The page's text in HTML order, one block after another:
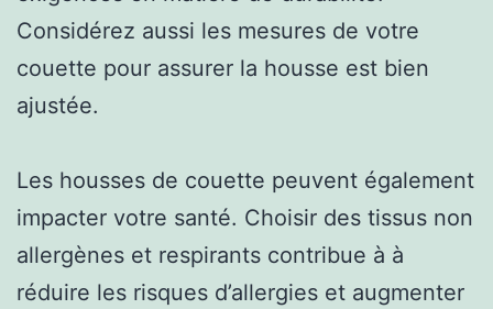
Considérez aussi les mesures de votre
couette pour assurer la housse est bien
ajustée.
Les housses de couette peuvent également
impacter votre santé. Choisir des tissus non
allergènes et respirants contribue à à
réduire les risques d’allergies et augmenter